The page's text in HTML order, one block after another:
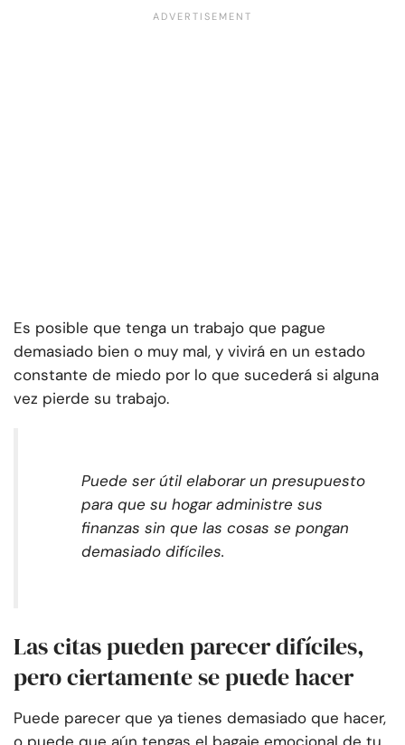
Es posible que tenga un trabajo que pague
demasiado bien o muy mal, y vivirá en un estado
constante de miedo por lo que sucederá si alguna
vez pierde su trabajo.
Puede ser útil elaborar un presupuesto
para que su hogar administre sus
finanzas sin que las cosas se pongan
demasiado difíciles.
Las citas pueden parecer difíciles,
pero ciertamente se puede hacer
Puede parecer que ya tienes demasiado que hacer,